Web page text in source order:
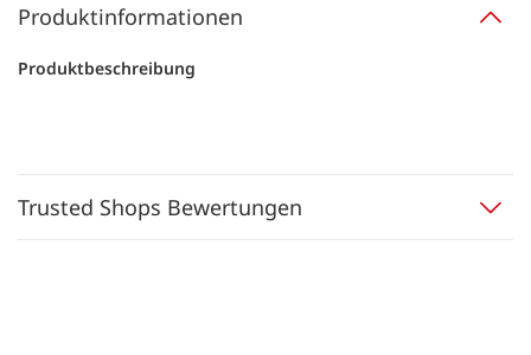
Produktinformationen
Produktbeschreibung
Trusted Shops Bewertungen